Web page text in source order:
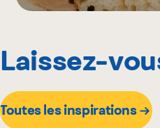
Laissez-
Toutes les inspirations